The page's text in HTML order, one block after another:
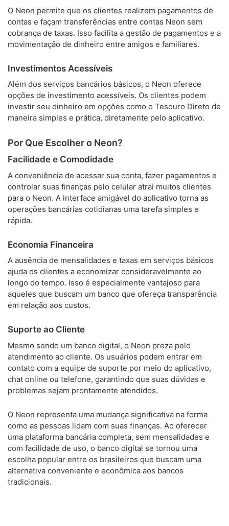
O Neon permite que os clientes realizem pagamentos de
contas e façam transferências entre contas Neon sem
cobrança de taxas. Isso facilita a gestão de pagamentos e a
movimentação de dinheiro entre amigos e familiares.
Investimentos Acessíveis
Além dos serviços bancários básicos, o Neon oferece
opções de investimento acessíveis. Os clientes podem
investir seu dinheiro em opções como o Tesouro Direto de
maneira simples e prática, diretamente pelo aplicativo.
Por Que Escolher o Neon?
Facilidade e Comodidade
A conveniência de acessar sua conta, fazer pagamentos e
controlar suas finanças pelo celular atrai muitos clientes
para o Neon. A interface amigável do aplicativo torna as
operações bancárias cotidianas uma tarefa simples e
rápida.
Economia Financeira
A ausência de mensalidades e taxas em serviços básicos
ajuda os clientes a economizar consideravelmente ao
longo do tempo. Isso é especialmente vantajoso para
aqueles que buscam um banco que ofereça transparência
em relação aos custos.
Suporte ao Cliente
Mesmo sendo um banco digital, o Neon preza pelo
atendimento ao cliente. Os usuários podem entrar em
contato com a equipe de suporte por meio do aplicativo,
chat online ou telefone, garantindo que suas dúvidas e
problemas sejam prontamente atendidos.
O Neon representa uma mudança significativa na forma
como as pessoas lidam com suas finanças. Ao oferecer
uma plataforma bancária completa, sem mensalidades e
com facilidade de uso, o banco digital se tornou uma
escolha popular entre os brasileiros que buscam uma
alternativa conveniente e econômica aos bancos
tradicionais.